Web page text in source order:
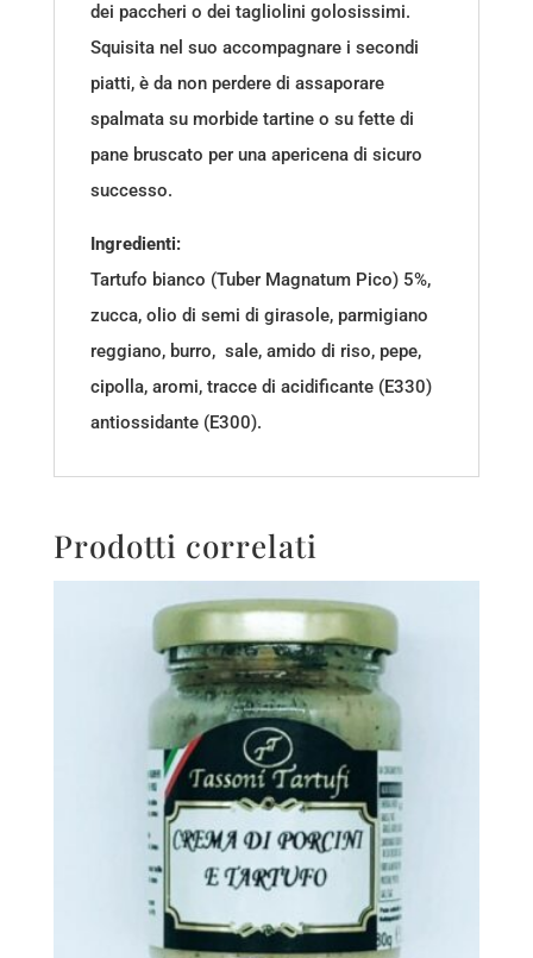
dei paccheri o dei tagliolini golosissimi.
Squisita nel suo accompagnare i secondi
piatti, è da non perdere di assaporare
spalmata su morbide tartine o su fette di
pane bruscato per una apericena di sicuro
successo.
Ingredienti:
Tartufo bianco (Tuber Magnatum Pico) 5%,
zucca, olio di semi di girasole, parmigiano
reggiano, burro, sale, amido di riso, pepe,
cipolla, aromi, tracce di acidificante (E330)
antiossidante (E300).
Prodotti correlati